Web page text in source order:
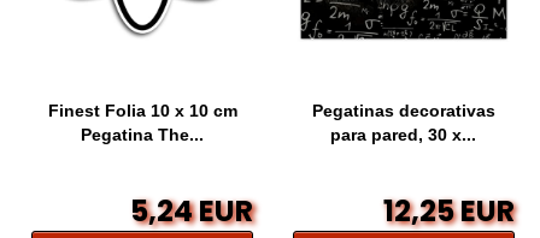
Finest Folia 10 x 10 cm
Pegatina The...
5,24 EUR
Pegatinas decorativas
para pared, 30 x...
12,25 EUR